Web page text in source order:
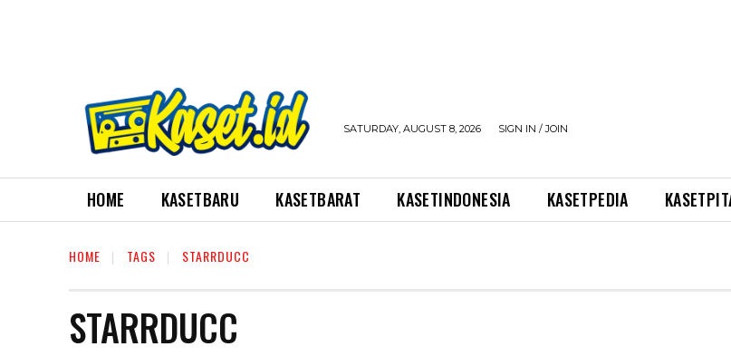
SATURDAY, AUGUST 8, 2026 SIGN IN / JOIN
HOME KASETBARU KASETBARAT KASETINDONESIA KASETPEDIA
HOME TAGS STARRDUCC
STARRDUCC